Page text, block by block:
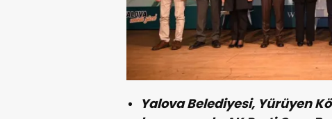
Yalova Belediyesi, Yürüyen